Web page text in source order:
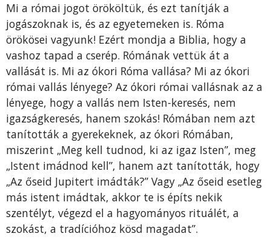
Mi a római jogot örököltük, és ezt tanítják a
jogászoknak is, és az egyetemeken is. Róma
örökösei vagyunk! Ezért mondja a Biblia, hogy a
vashoz tapad a cserép. Rómának vettük át a
vallását is. Mi az ókori Róma vallása? Mi az ókori
római vallás lényege? Az ókori római vallásnak az a
lényege, hogy a vallás nem Isten-keresés, nem
igazságkeresés, hanem szokás! Rómában nem azt
tanították a gyerekeknek, az ókori Rómában,
miszerint „Meg kell tudnod, ki az igaz Isten”, meg
„Istent imádnod kell”, hanem azt tanították, hogy
„Az őseid Jupitert imádták?” Vagy „Az őseid esetleg
más istent imádtak, akkor te is építs nekik
szentélyt, végezd el a hagyományos rituálét, a
szokást, a tradícióhoz kösd magadat”.